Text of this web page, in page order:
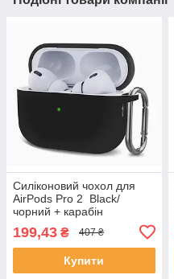
Силіконовий чохол для
AirPods Pro 2 Black/
чорний + карабін
199,43 ₴ 407 ₴
Купити